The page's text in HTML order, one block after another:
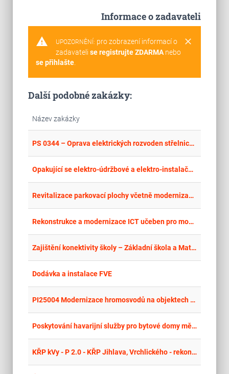
Informace o zadavateli
warning clear
UPOZORNĚNÍ: pro zobrazení informací o
zadavateli se registrujte ZDARMAnebo
se přihlašte.
Další podobné zakázky:
Název zakázky
PS 0344 – Oprava elektrických rozvoden střelnice SST Žďár
Opakující se elektro-údržbové a elektro-instalační práce v bytových a nebytových objektech ve vlastnictví města Milovice 2026
Revitalizace parkovací plochy včetně modernizace technického vybavení
Rekonstrukce a modernizace ICT učeben pro moderní výuku - stavební práce
Zajištění konektivity školy – Základní škola a Mateřská škola Krupka, Teplická 400
Dodávka a instalace FVE
PI25004 Modernizace hromosvodů na objektech ÚVŽ – areál VDJ Jesenice I.
Poskytování havarijní služby pro bytové domy městské části Brno-Černovice
KŘP kVy - P 2.0 - KŘP Jihlava, Vrchlického - rekonstrukce výtahů